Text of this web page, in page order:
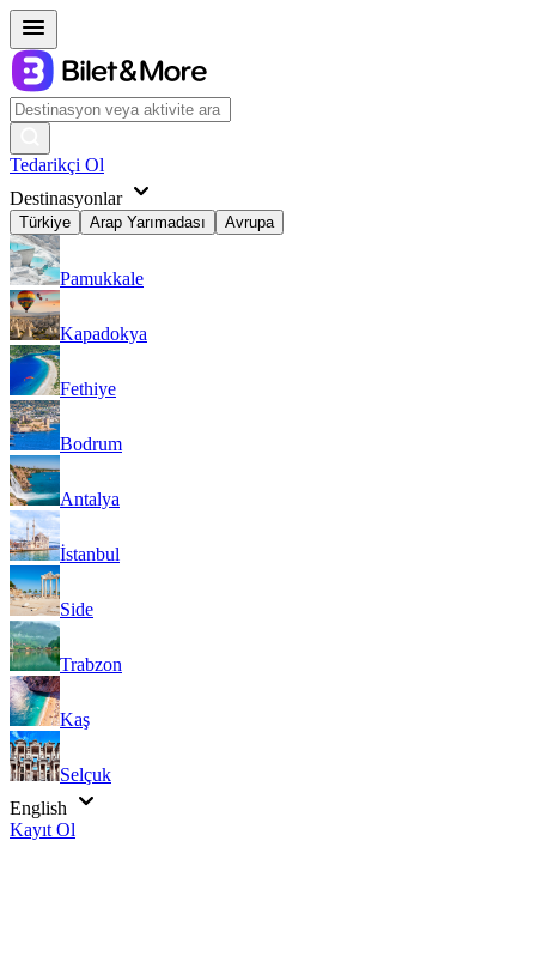
Tedarikçi Ol
Destinasyonlar
Türkiye Arap Yarımadası Avrupa
Pamukkale
Kapadokya
Fethiye
Bodrum
Antalya
İstanbul
Side
Trabzon
Kaş
Selçuk
English
Kayıt Ol